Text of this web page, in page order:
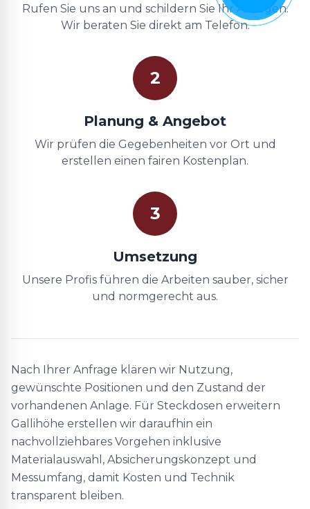
Rufen Sie uns an und schildern Sie Ihr Anliegen.
Wir beraten Sie direkt am Telefon.
2
Planung & Angebot
Wir prüfen die Gegebenheiten vor Ort und
erstellen einen fairen Kostenplan.
3
Umsetzung
Unsere Profis führen die Arbeiten sauber, sicher
und normgerecht aus.
Nach Ihrer Anfrage klären wir Nutzung,
gewünschte Positionen und den Zustand der
vorhandenen Anlage. Für Steckdosen erweitern
Gallihöhe erstellen wir daraufhin ein
nachvollziehbares Vorgehen inklusive
Materialauswahl, Absicherungskonzept und
Messumfang, damit Kosten und Technik
transparent bleiben.